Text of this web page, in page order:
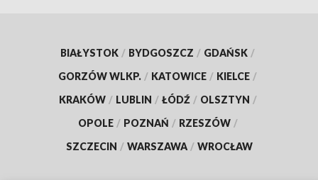
BIAŁYSTOK / BYDGOSZCZ / GDAŃSK /
GORZÓW WLKP. / KATOWICE / KIELCE /
KRAKÓW / LUBLIN / ŁÓDŹ / OLSZTYN /
OPOLE / POZNAŃ / RZESZÓW /
SZCZECIN / WARSZAWA / WROCŁAW